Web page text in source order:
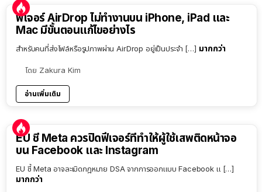
ฟีเจอร์ AirDrop ไม่ทำงานบน iPhone, iPad และ
Mac มีขั้นตอนแก้ไขอย่างไร
สำหรับคนที่ส่งไฟล์หรือรูปภาพผ่าน AirDrop อยู่เป็นประจำ […] มากกว่า
โดย Zakura Kim
อ่านเพิ่มเติม
EU ชี้ Meta ควรปิดฟีเจอร์ที่ทำให้ผู้ใช้เสพติดหน้าจอ
บน Facebook และ Instagram
EU ชี้ Meta อาจละเมิดกฎหมาย DSA จากการออกแบบ Facebook แ […]
มากกว่า